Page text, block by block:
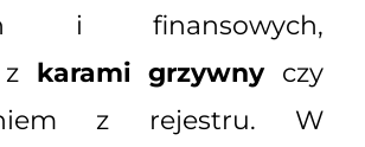
i finansowych,
karami grzywnyczy
z rejestru. W